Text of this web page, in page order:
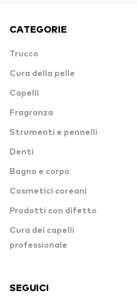
CATEGORIE
Trucco
Cura della pelle
Capelli
Fragranza
Strumenti e pennelli
Denti
Bagno e corpo
Cosmetici coreani
Prodotti con difetto
Cura dei capelli
professionale
SEGUICI